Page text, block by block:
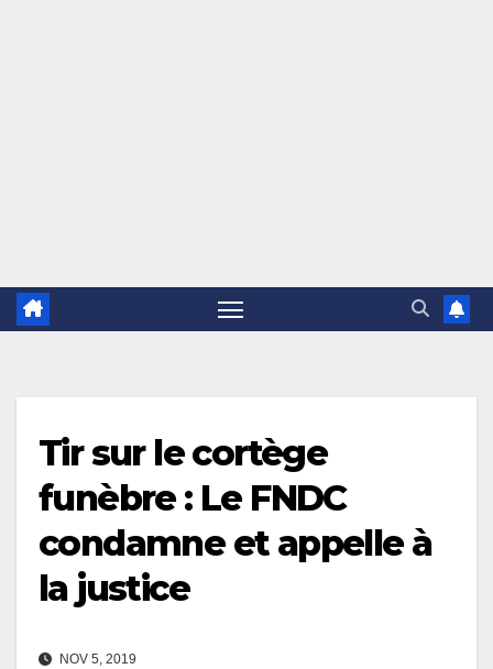
Tir sur le cortège
funèbre : Le FNDC
condamne et appelle à
la justice
NOV 5, 2019